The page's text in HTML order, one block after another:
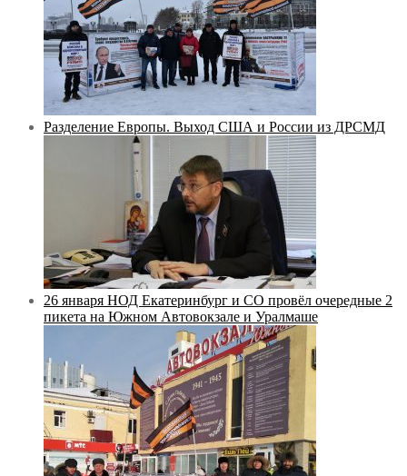
Разделение Европы. Выход США и России из ДРСМД
26 января НОД Екатеринбург и СО провёл очередные 2
пикета на Южном Автовокзале и Уралмаше